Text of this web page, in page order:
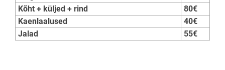
Kõht + küljed + rind
80€
Kaenlaalused
40€
Jalad
55€